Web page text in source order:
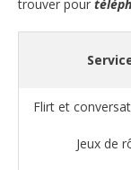
trouver pour
Flirt et
Jeux de